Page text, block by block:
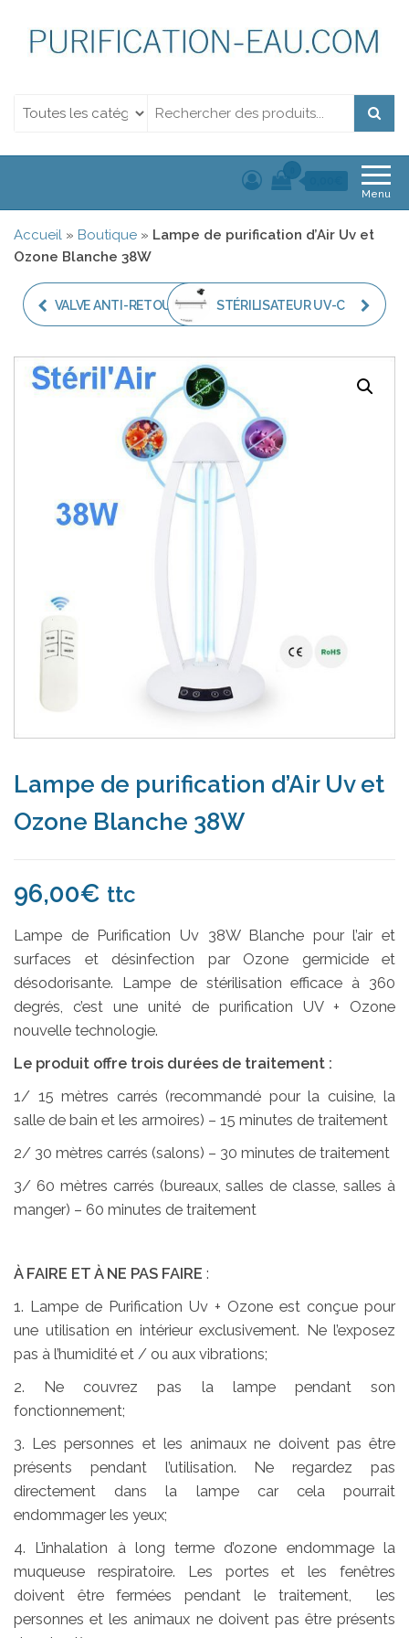
Purification de l'eau.
Filtration et
Désinfection Uv
Menu
Accueil » Boutique » Lampe de purification d’Air Uv et
Ozone Blanche 38W
VALVE ANTI-RETOUR 1" STÉRILISATEUR UV-C
Lampe de purification d’Air Uv et
Ozone Blanche 38W
96,00€ ttc
Lampe de Purification Uv 38W Blanche pour l’air et
surfaces et désinfection par Ozone germicide et
désodorisante. Lampe de stérilisation efficace à 360
degrés, c’est une unité de purification UV + Ozone
nouvelle technologie.
Le produit offre trois durées de traitement :
1/ 15 mètres carrés (recommandé pour la cuisine, la
salle de bain et les armoires) – 15 minutes de traitement
2/ 30 mètres carrés (salons) – 30 minutes de traitement
3/ 60 mètres carrés (bureaux, salles de classe, salles à
manger) – 60 minutes de traitement
À FAIRE ET À NE PAS FAIRE :
1. Lampe de Purification Uv + Ozone est conçue pour
une utilisation en intérieur exclusivement. Ne l’exposez
pas à l’humidité et / ou aux vibrations;
2. Ne couvrez pas la lampe pendant son
fonctionnement;
3. Les personnes et les animaux ne doivent pas être
présents pendant l’utilisation. Ne regardez pas
directement dans la lampe car cela pourrait
endommager les yeux;
4. L’inhalation à long terme d’ozone endommage la
muqueuse respiratoire. Les portes et les fenêtres
doivent être fermées pendant le traitement, les
personnes et les animaux ne doivent pas être présents